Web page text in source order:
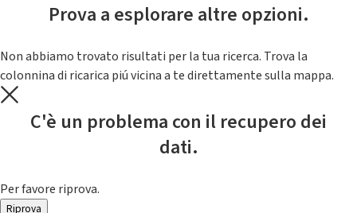
Prova a esplorare altre opzioni.
Non abbiamo trovato risultati per la tua ricerca. Trova la
colonnina di ricarica piú vicina a te direttamente sulla mappa.
C'è un problema con il recupero dei
dati.
Per favore riprova.
Riprova